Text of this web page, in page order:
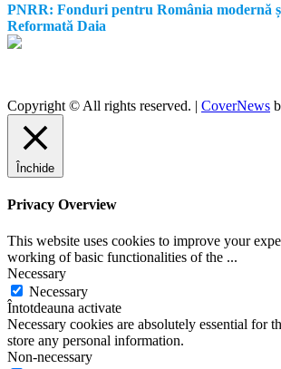
PNRR: Fonduri pentru România modernă
Reformată Daia
Copyright © All rights reserved. | CoverNews
Închide
Privacy Overview
This website uses cookies to improve your
working of basic functionalities of the ...
Necessary
Necessary
Întotdeauna activate
Necessary cookies are absolutely essential for
store any personal information.
Non-necessary